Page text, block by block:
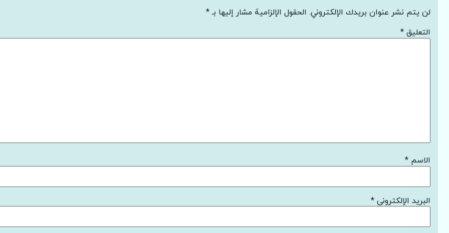
لن يتم نشر عنوان بريدك الإلكتروني. الحقول الإلزامية مشار إليها بـ *
التعليق *
الاسم *
البريد الإلكتروني *